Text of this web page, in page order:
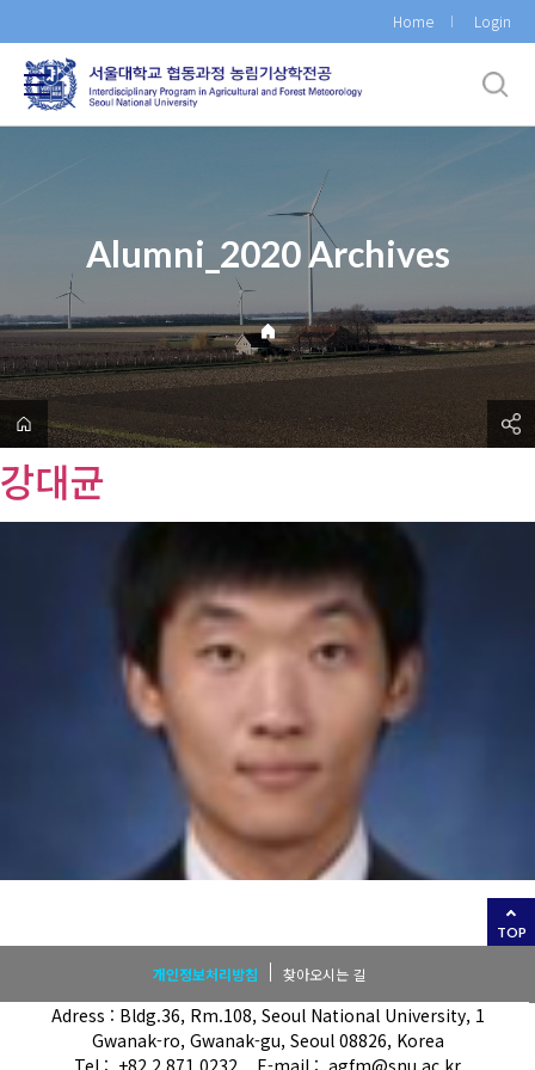
로
메
Home Login
Alumni_2020 Archives
강대균
TOP
개인정보처리방침 찾아오시는 길
Adress : Bldg.36, Rm.108, Seoul National University, 1
Gwanak-ro, Gwanak-gu, Seoul 08826, Korea
Tel : +82 2 871 0232 E-mail : agfm@snu.ac.kr